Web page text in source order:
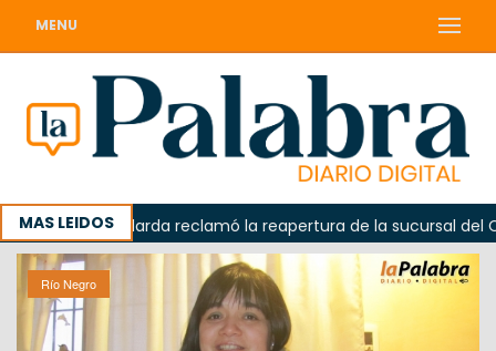
MENU
MAS LEIDOS
Odarda reclamó la reapertura de la sucursal del Correo
Río Negro